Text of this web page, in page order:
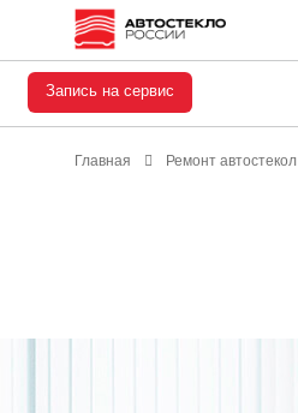
Запись на сервис
Главная Ремонт автостекол